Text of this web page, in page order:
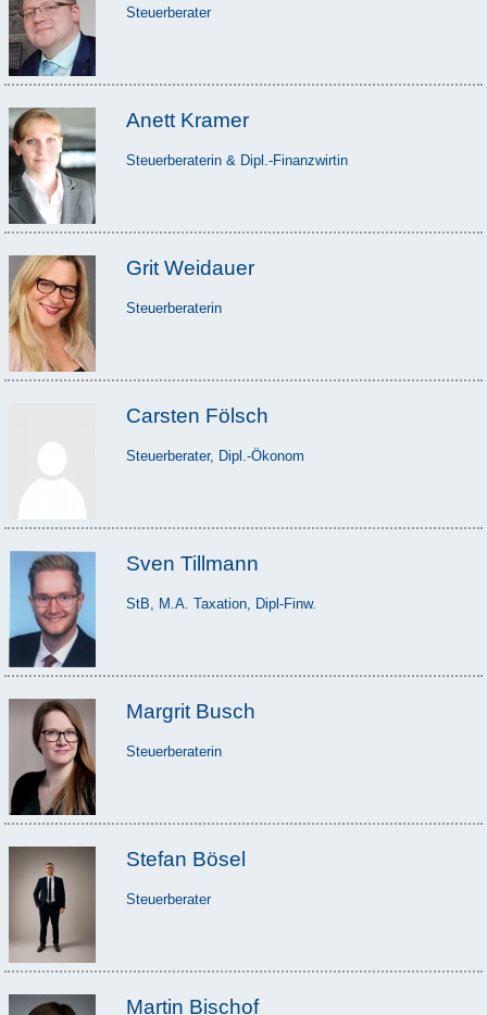
Steuerberater
Anett Kramer
Steuerberaterin & Dipl.-Finanzwirtin
Grit Weidauer
Steuerberaterin
Carsten Fölsch
Steuerberater, Dipl.-Ökonom
Sven Tillmann
StB, M.A. Taxation, Dipl-Finw.
Margrit Busch
Steuerberaterin
Stefan Bösel
Steuerberater
Martin Bischof